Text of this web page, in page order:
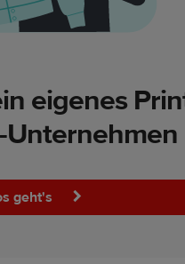
eigenes
Unternehmen
geht's